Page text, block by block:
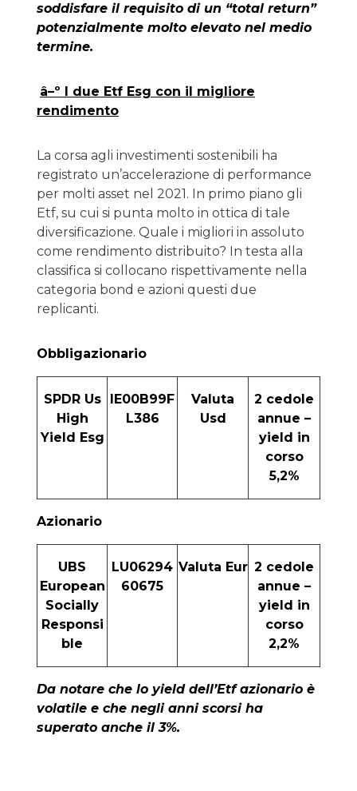
soddisfare il requisito di un “total return”
potenzialmente molto elevato nel medio
termine.
â–º I due Etf Esg con il migliore
rendimento
La corsa agli investimenti sostenibili ha
registrato un’accelerazione di performance
per molti asset nel 2021. In primo piano gli
Etf, su cui si punta molto in ottica di tale
diversificazione. Quale i migliori in assoluto
come rendimento distribuito? In testa alla
classifica si collocano rispettivamente nella
categoria bond e azioni questi due
replicanti.
Obbligazionario
SPDR Us
High
Yield Esg
IE00B99F
L386
Valuta
Usd
2 cedole
annue –
yield in
corso
5,2%
Azionario
UBS
European
Socially
Responsi
ble
LU06294
60675
Valuta Eur 2 cedole
annue –
yield in
corso
2,2%
Da notare che lo yield dell’Etf azionario è
volatile e che negli anni scorsi ha
superato anche il 3%.